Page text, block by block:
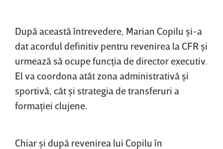
După această întrevedere, Marian Copilu şi-a
dat acordul definitiv pentru revenirea la CFR şi
urmează să ocupe funcţia de director executiv.
El va coordona atât zona administrativă şi
sportivă, cât şi strategia de transferuri a
formaţiei clujene.
Chiar şi după revenirea lui Copilu în